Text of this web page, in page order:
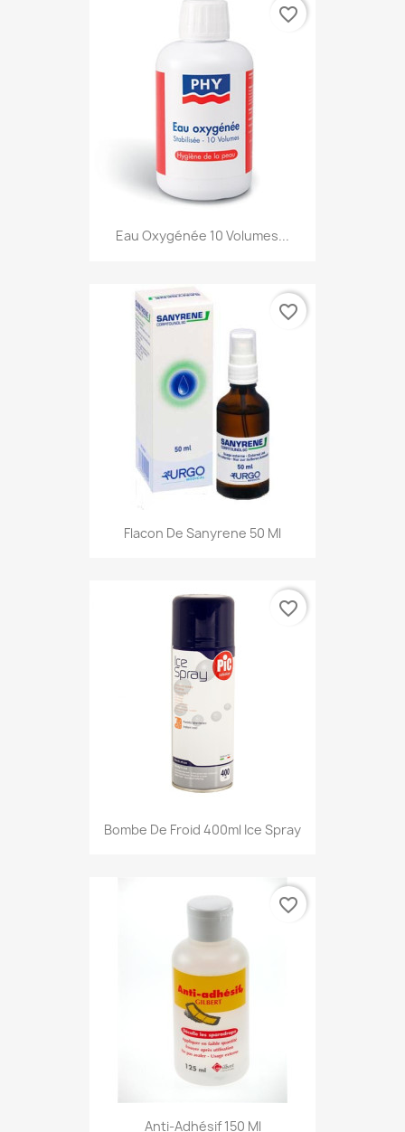
Eau Oxygénée 10 Volumes...
favorite_border
Flacon De Sanyrene 50 Ml
favorite_border
Bombe De Froid 400ml Ice Spray
favorite_border
Anti-Adhésif 150 Ml
favorite_border